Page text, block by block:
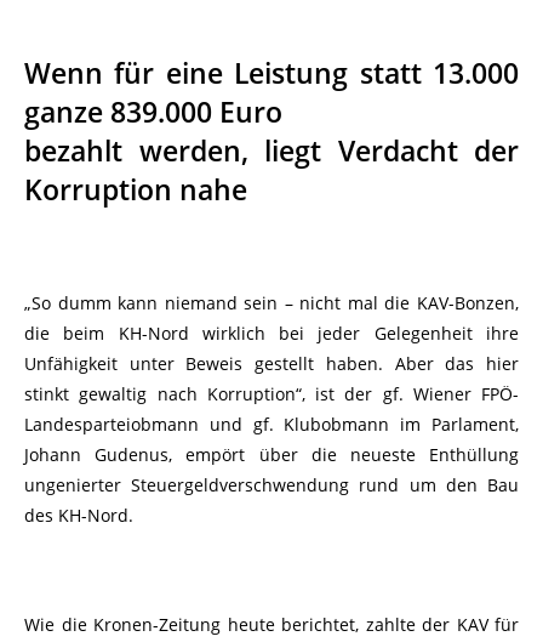
Wenn für eine Leistung statt 13.000
ganze 839.000 Euro
bezahlt werden, liegt Verdacht der
Korruption nahe
„So dumm kann niemand sein – nicht mal die KAV-Bonzen,
die beim KH-Nord wirklich bei jeder Gelegenheit ihre
Unfähigkeit unter Beweis gestellt haben. Aber das hier
stinkt gewaltig nach Korruption“, ist der gf. Wiener FPÖ-
Landesparteiobmann und gf. Klubobmann im Parlament,
Johann Gudenus, empört über die neueste Enthüllung
ungenierter Steuergeldverschwendung rund um den Bau
des KH-Nord.
Wie die Kronen-Zeitung heute berichtet, zahlte der KAV für